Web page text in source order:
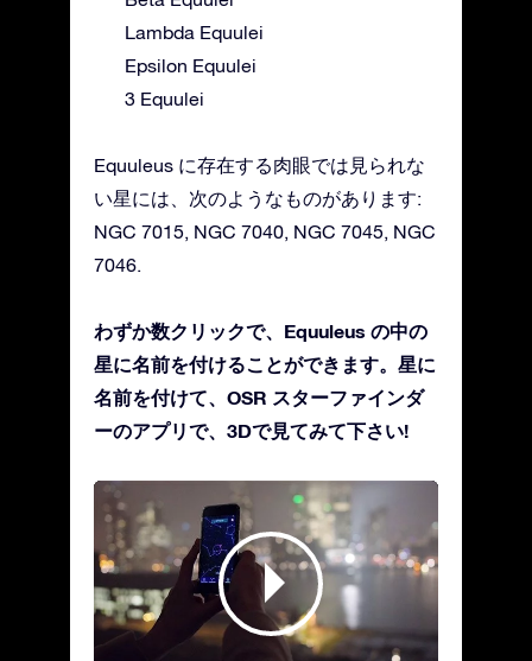
Lambda Equulei
Epsilon Equulei
3 Equulei
Equuleus に存在する肉眼では見られな
い星には、次のようなものがあります:
NGC 7015, NGC 7040, NGC 7045, NGC
7046.
わずか数クリックで、Equuleus の中の
星に名前を付けることができます。星に
名前を付けて、OSR スターファインダ
ーのアプリで、3Dで見てみて下さい!